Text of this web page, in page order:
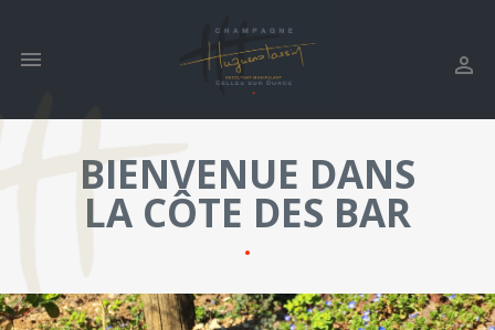
 
BIENVENUE DANS
LA CÔTE DES BAR